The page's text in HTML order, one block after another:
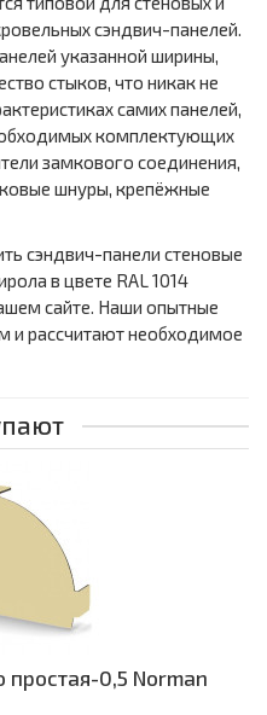
сэндвич-панелей.
указанной ширины,
стыков, что никак не
самих панелей,
комплектующих
замкового соединения,
шнуры, крепёжные
сэндвич-панели стеновые
в цвете RAL 1014
сайте. Наши опытные
рассчитают необходимое
простая-0,5 Norman